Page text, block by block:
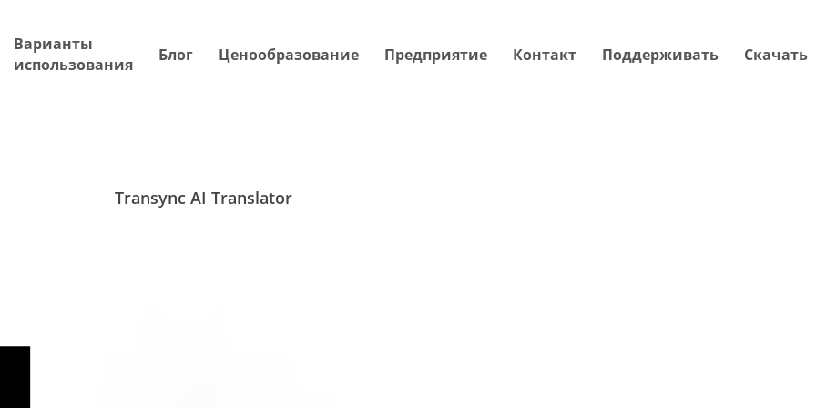
Варианты
использования
Блог Ценообразование Предприятие Контакт Поддерживать Скачать
Transync AI Translator